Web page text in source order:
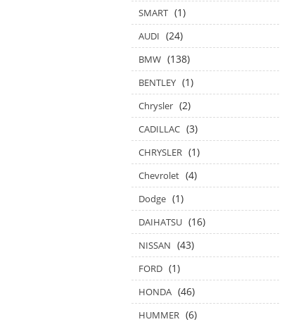
SMART (1)
AUDI (24)
BMW (138)
BENTLEY (1)
Chrysler (2)
CADILLAC (3)
CHRYSLER (1)
Chevrolet (4)
Dodge (1)
DAIHATSU (16)
NISSAN (43)
FORD (1)
HONDA (46)
HUMMER (6)